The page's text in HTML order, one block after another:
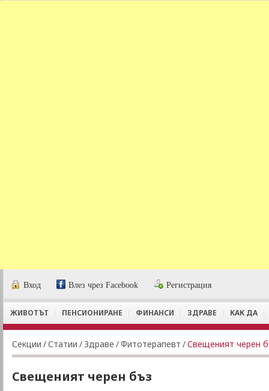
Вход Влез чрез Facebook Регистрация
ЖИВОТЪТ ПЕНСИОНИРАНЕ ФИНАНСИ ЗДРАВЕ КАК ДА
Секции /Статии / Здраве /Фитотерапевт /Свещеният черен
Свещеният черен бъз